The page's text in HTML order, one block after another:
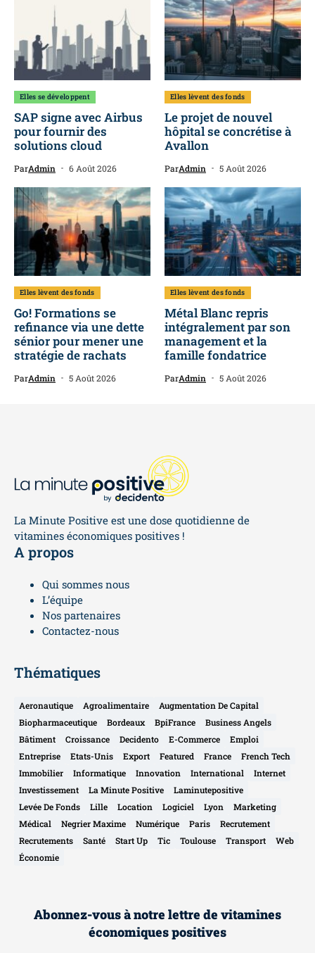
Elles se développent
SAP signe avec Airbus
pour fournir des
solutions cloud
ParAdmin 6 Août 2026
Elles lèvent des fonds
Le projet de nouvel
hôpital se concrétise à
Avallon
ParAdmin 5 Août 2026
Elles lèvent des fonds
Go! Formations se
refinance via une dette
sénior pour mener une
stratégie de rachats
ParAdmin 5 Août 2026
Elles lèvent des fonds
Métal Blanc repris
intégralement par son
management et la
famille fondatrice
ParAdmin 5 Août 2026
La Minute Positive est une dose quotidienne de
vitamines économiques positives !
A propos
Qui sommes nous
L’équipe
Nos partenaires
Contactez-nous
Thématiques
Aeronautique Agroalimentaire
Augmentation De Capital
Biopharmaceutique
Bordeaux BpiFrance
Business Angels
Bâtiment
Croissance Decidento E-Commerce
Emploi
Entreprise
Etats-Unis Export Featured France
French Tech
Immobilier
Informatique Innovation International
Internet
Investissement
La Minute Positive
Laminutepositive
Levée De Fonds
Lille Location Logiciel Lyon
Marketing
Médical
Negrier Maxime Numérique Paris
Recrutement
Recrutements
Santé Start Up Tic Toulouse Transport
Web
Économie
Abonnez-vous à notre lettre de vitamines
économiques positives